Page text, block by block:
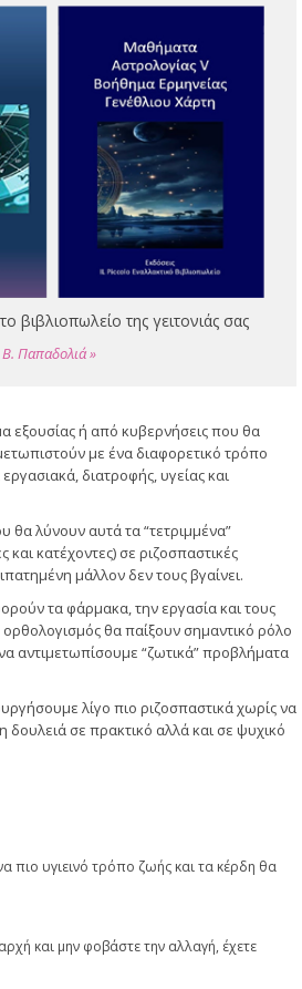
βιβλιοπωλείο της γειτονιάς σας
Β. Παπαδολιά »
εξουσίας ή από κυβερνήσεις που θα
με ένα διαφορετικό τρόπο
διατροφής, υγείας και
λύνουν αυτά τα “τετριμμένα”
κατέχοντες) σε ριζοσπαστικές
μάλλον δεν τους βγαίνει.
τα φάρμακα, την εργασία και τους
ορθολογισμός θα παίξουν σημαντικό ρόλο
αντιμετωπίσουμε “ζωτικά” προβλήματα
λίγο πιο ριζοσπαστικά χωρίς να
σε πρακτικό αλλά και σε ψυχικό
πιο υγιεινό τρόπο ζωής και τα κέρδη θα
και μην φοβάστε την αλλαγή, έχετε